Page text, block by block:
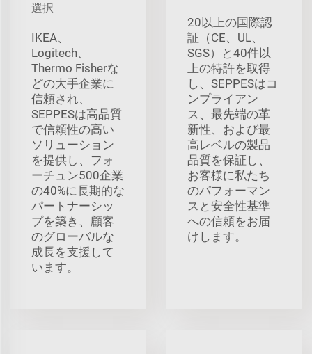
選択
IKEA、
Logitech、
Thermo Fisherな
どの大手企業に
信頼され、
SEPPESは高品質
で信頼性の高い
ソリューション
を提供し、フォ
ーチュン500企業
の40%に長期的な
パートナーシッ
プを築き、顧客
のグローバルな
成長を支援して
います。
20以上の国際認
証（CE、UL、
SGS）と40件以
上の特許を取得
し、SEPPESはコ
ンプライアン
ス、最先端の革
新性、および最
高レベルの製品
品質を保証し、
お客様に私たち
のパフォーマン
スと安全性基準
への信頼をお届
けします。